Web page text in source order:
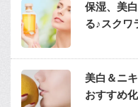
保湿、美
る♪スクワ
美白＆ニ
おすすめ